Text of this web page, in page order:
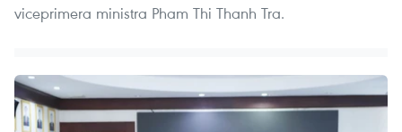
viceprimera ministra Pham Thi Thanh Tra.